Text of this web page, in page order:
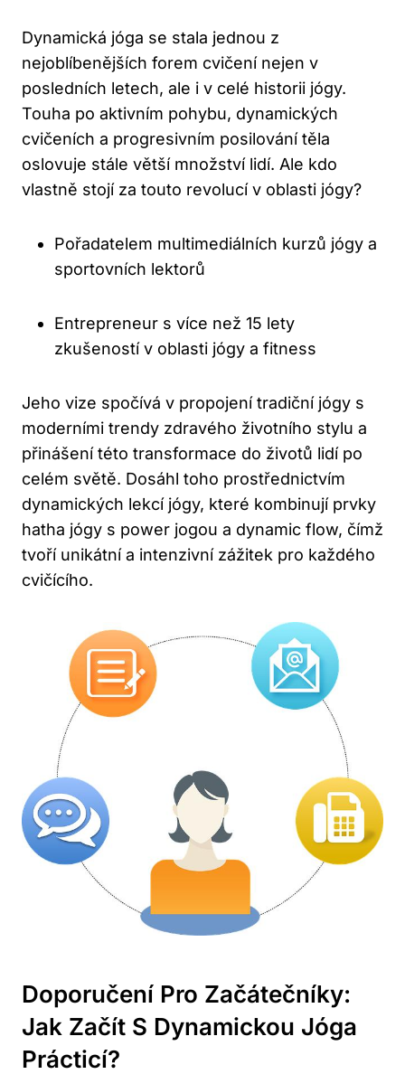
Dynamická jóga se stala jednou​ z⁣
nejoblíbenějších forem cvičení nejen v
posledních letech, ale i v ‌celé historii jógy.‍
Touha⁢ po aktivním pohybu, dynamických
cvičeních a progresivním ⁤posilování těla ​
oslovuje stále větší množství lidí. Ale kdo
vlastně⁢ stojí za touto revolucí v oblasti jógy?
Pořadatelem multimediálních kurzů jógy a
sportovních lektorů
Entrepreneur s více než 15 lety
zkušeností v oblasti jógy ​a ​fitness
Jeho vize spočívá⁣ v propojení tradiční jógy s​
moderními trendy zdravého⁤ životního stylu⁤ a
⁤přinášení této transformace do životů lidí po
celém světě. Dosáhl toho prostřednictvím
dynamických lekcí jógy, které ‍kombinují prvky
hatha jógy s power jogou a dynamic flow, čímž
tvoří unikátní ⁤a intenzivní zážitek pro ⁤každého
cvičícího.
Doporučení Pro Začátečníky:
Jak Začít S Dynamickou Jóga
Prácticí?